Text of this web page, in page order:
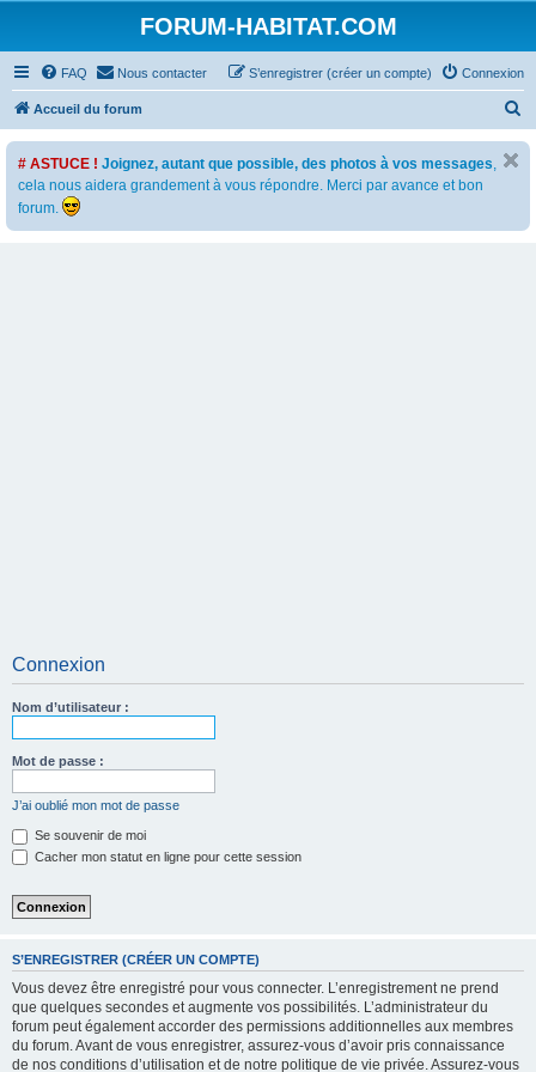
FORUM-HABITAT.COM
FAQ Nous contacter Connexion
S’enregistrer (créer un compte)
Accueil du forum
e
# ASTUCE ! Joignez, autant que possible, des photos à vos messages,
cela nous aidera grandement à vous répondre. Merci par avance et bon
forum.
Connexion
Nom d’utilisateur :
Mot de passe :
J’ai oublié mon mot de passe
Se souvenir de moi
Cacher mon statut en ligne pour cette session
S’ENREGISTRER (CRÉER UN COMPTE)
Vous devez être enregistré pour vous connecter. L’enregistrement ne prend
que quelques secondes et augmente vos possibilités. L’administrateur du
forum peut également accorder des permissions additionnelles aux membres
du forum. Avant de vous enregistrer, assurez-vous d’avoir pris connaissance
de nos conditions d’utilisation et de notre politique de vie privée. Assurez-vous